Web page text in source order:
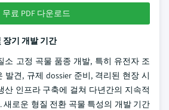
무료 PDF 다운로드
장기 개발 기간
소 고정 곡물 품종 개발, 특히 유전자 조
발견, 규제 dossier 준비, 격리된 현장 시
산 인프라 구축에 걸쳐 다년간의 지속적
새로운 형질 전환 곡물 특성의 개발 기간